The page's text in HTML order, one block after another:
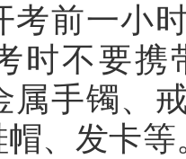
考前一小
时不要携
属手镯、
、发卡